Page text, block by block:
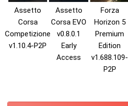
Assetto
Corsa
Competizione
v1.10.4-P2P
Assetto
Corsa EVO
v0.8.0.1
Early
Access
Forza
Horizon 5
Premium
Edition
v1.688.109-
P2P